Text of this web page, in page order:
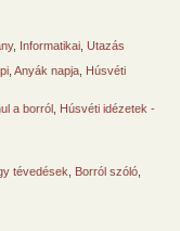
, Informatikai Utazás
Anyák napja Húsvéti
a borról Húsvéti idézetek -
tévedések Borról szóló